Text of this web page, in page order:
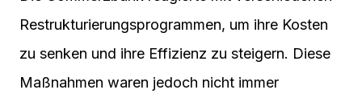
Restrukturierungsprogrammen, um ihre Kosten
zu senken und ihre Effizienz zu steigern. Diese
Maßnahmen waren jedoch nicht immer